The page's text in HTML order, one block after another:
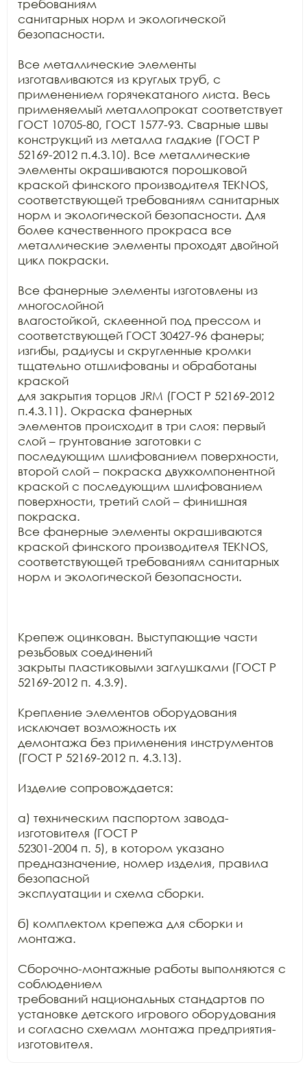
требованиям
санитарных норм и экологической
безопасности.
Все металлические элементы
изготавливаются из круглых труб, с
применением горячекатаного листа. Весь
применяемый металлопрокат соответствует
ГОСТ 10705-80, ГОСТ 1577-93. Сварные швы
конструкций из металла гладкие (ГОСТ Р
52169-2012 п.4.3.10). Все металлические
элементы окрашиваются порошковой
краской финского производителя TEKNOS,
соответствующей требованиям санитарных
норм и экологической безопасности. Для
более качественного прокраса все
металлические элементы проходят двойной
цикл покраски.
Все фанерные элементы изготовлены из
многослойной
влагостойкой, склеенной под прессом и
соответствующей ГОСТ 30427-96 фанеры;
изгибы, радиусы и скругленные кромки
тщательно отшлифованы и обработаны
краской
для закрытия торцов JRM (ГОСТ Р 52169-2012
п.4.3.11). Окраска фанерных
элементов происходит в три слоя: первый
слой – грунтование заготовки с
последующим шлифованием поверхности,
второй слой – покраска двухкомпонентной
краской с последующим шлифованием
поверхности, третий слой – финишная
покраска.
Все фанерные элементы окрашиваются
краской финского производителя TEKNOS,
соответствующей требованиям санитарных
норм и экологической безопасности.
Крепеж оцинкован. Выступающие части
резьбовых соединений
закрыты пластиковыми заглушками (ГОСТ Р
52169-2012 п. 4.3.9).
Крепление элементов оборудования
исключает возможность их
демонтажа без применения инструментов
(ГОСТ Р 52169-2012 п. 4.3.13).
Изделие сопровождается:
а) техническим паспортом завода-
изготовителя (ГОСТ Р
52301-2004 п. 5), в котором указано
предназначение, номер изделия, правила
безопасной
эксплуатации и схема сборки.
б) комплектом крепежа для сборки и
монтажа.
Сборочно-монтажные работы выполняются с
соблюдением
требований национальных стандартов по
установке детского игрового оборудования
и согласно схемам монтажа предприятия-
изготовителя.